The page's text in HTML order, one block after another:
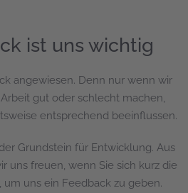
ist uns wichtig
angewiesen. Denn nur wenn wir
gut oder schlecht machen,
entsprechend beeinflussen.
Grundstein für Entwicklung. Aus
uns freuen, wenn Sie sich kurz die
uns ein Feedback zu geben.